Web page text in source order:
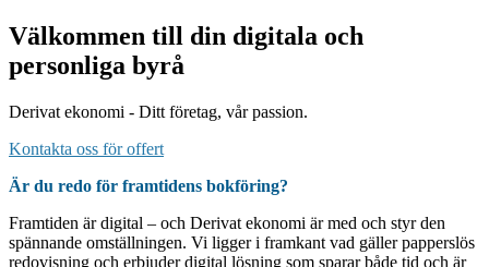
Välkommen till din digitala och
personliga byrå
Derivat ekonomi - Ditt företag, vår passion.
Kontakta oss för offert
Är du redo för framtidens bokföring?
Framtiden är digital – och Derivat ekonomi är med och styr den
spännande omställningen. Vi ligger i framkant vad gäller papperslös
redovisning och erbjuder digital lösning som sparar både tid och är